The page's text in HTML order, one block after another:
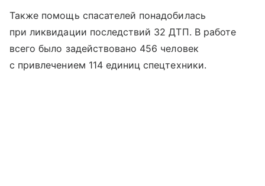
Также помощь спасателей понадобилась
при ликвидации последствий 32 ДТП. В работе
всего было задействовано 456 человек
с привлечением 114 единиц спецтехники.